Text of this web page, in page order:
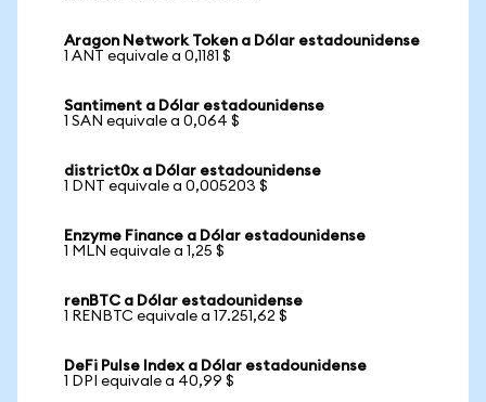
Aragon Network Token a Dólar estadounidense
1 ANT equivale a 0,1181 $
Santiment a Dólar estadounidense
1 SAN equivale a 0,064 $
district0x a Dólar estadounidense
1 DNT equivale a 0,005203 $
Enzyme Finance a Dólar estadounidense
1 MLN equivale a 1,25 $
renBTC a Dólar estadounidense
1 RENBTC equivale a 17.251,62 $
DeFi Pulse Index a Dólar estadounidense
1 DPI equivale a 40,99 $